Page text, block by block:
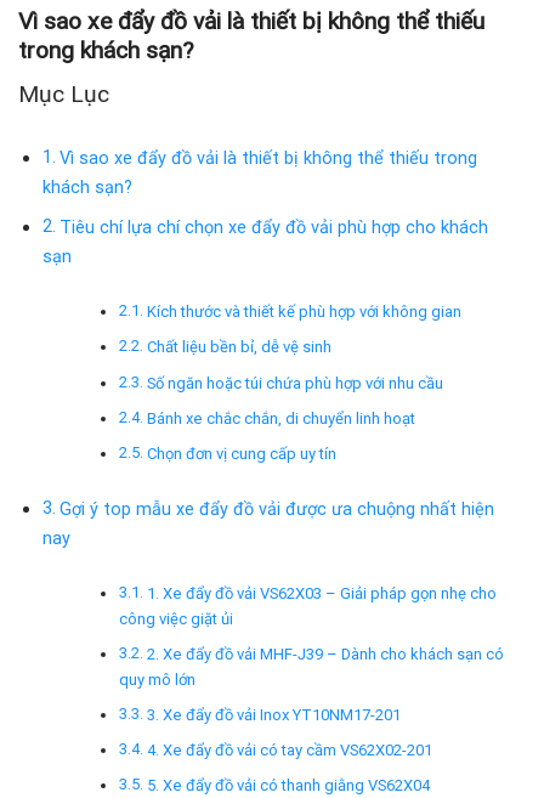
Vì sao xe đẩy đồ vải là thiết bị không thể thiếu
trong khách sạn?
Mục Lục
Vì sao xe đẩy đồ vải là thiết bị không thể thiếu trong
khách sạn?
Tiêu chí lựa chí chọn xe đẩy đồ vải phù hợp cho khách
sạn
Kích thước và thiết kế phù hợp với không gian
Chất liệu bền bỉ, dễ vệ sinh
Số ngăn hoặc túi chứa phù hợp với nhu cầu
Bánh xe chắc chắn, di chuyển linh hoạt
Chọn đơn vị cung cấp uy tín
Gợi ý top mẫu xe đẩy đồ vải được ưa chuộng nhất hiện
nay
1. Xe đẩy đồ vải VS62X03 – Giải pháp gọn nhẹ cho
công việc giặt ủi
2. Xe đẩy đồ vải MHF-J39 – Dành cho khách sạn có
quy mô lớn
3. Xe đẩy đồ vải Inox YT10NM17-201
4. Xe đẩy đồ vải có tay cầm VS62X02-201
5. Xe đẩy đồ vải có thanh giằng VS62X04